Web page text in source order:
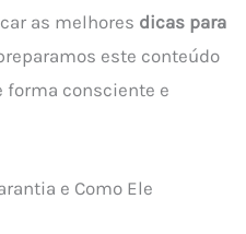
as melhores dicas para
este conteúdo
forma consciente e
e Como Ele